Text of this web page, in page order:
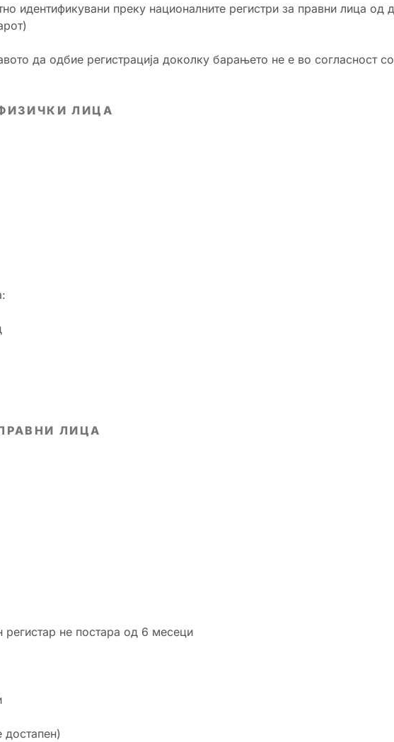
идентификувани преку националните регистри за правни лица од
да одбие регистрација доколку барањето не е во согласност
ЛИЦА
ЛИЦА
регистар не постара од 6 месеци
достапен)